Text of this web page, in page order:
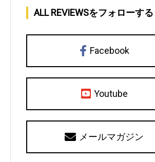
ALL REVIEWSをフォローする
Facebook
Youtube
メールマガジン